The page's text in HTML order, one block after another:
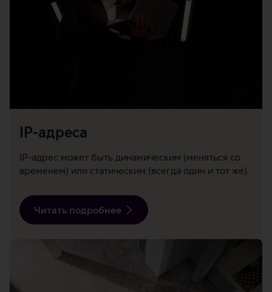
IP-адреса
IP-адрес может быть динамическим (меняться со
временем) или статическим (всегда один и тот же).
Читать подробнее